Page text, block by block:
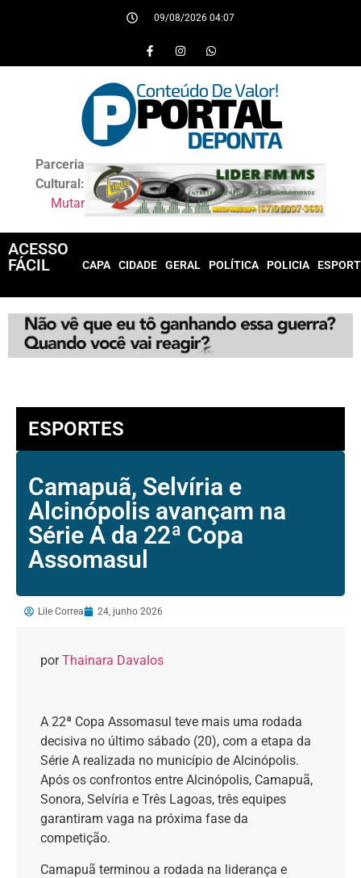
09/08/2026 04:07
Parceria
Cultural:
Mutar
ACESSO
FÁCIL
CAPA CIDADE GERAL POLÍTICA POLICIA
ESPORTES
Camapuã, Selvíria e
Alcinópolis avançam na
Série A da 22ª Copa
Assomasul
Lile Correa 24, junho 2026
porThainara Davalos
A 22ª Copa Assomasul teve mais uma rodada
decisiva no último sábado (20), com a etapa da
Série A realizada no município de Alcinópolis.
Após os confrontos entre Alcinópolis, Camapuã,
Sonora, Selvíria e Três Lagoas, três equipes
garantiram vaga na próxima fase da
competição.
Camapuã terminou a rodada na liderança e